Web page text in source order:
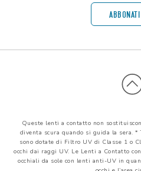
Queste lenti a contatto non
diventa scura quando si guida la sera.
sono dotate di Filtro UV di Classe 1 o
occhi dai raggi UV. Le Lenti a Contatto
occhiali da sole con lenti anti-UV in